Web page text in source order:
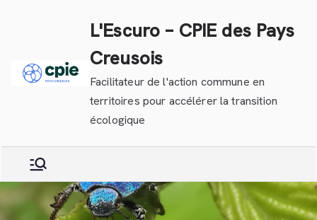
L'Escuro – CPIE des Pays
Creusois
Facilitateur de l'action commune en
territoires pour accélérer la transition
écologique